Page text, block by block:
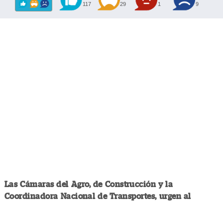
117 29 1 9
Las Cámaras del Agro, de Construcción y la
Coordinadora Nacional de Transportes, urgen al